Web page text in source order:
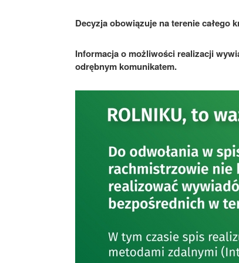
Decyzja obowiązuje na terenie całego
Informacja o możliwości realizacji
odrębnym komunikatem.